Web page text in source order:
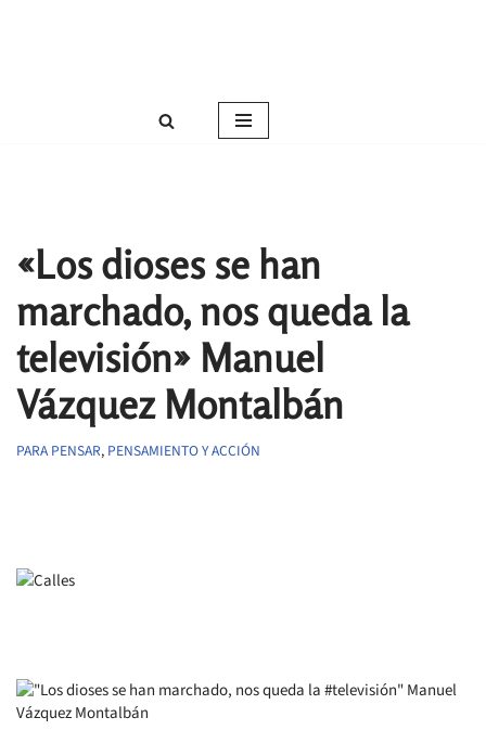
«Los dioses se han
marchado, nos queda la
televisión» Manuel
Vázquez Montalbán
PARA PENSAR, PENSAMIENTO Y ACCIÓN